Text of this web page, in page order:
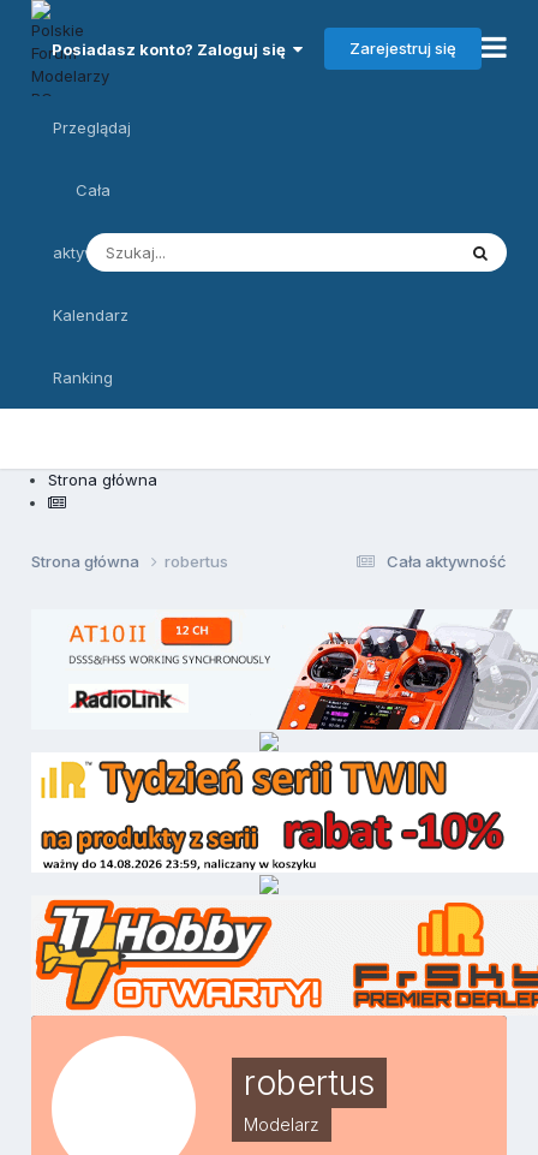
Posiadasz konto? Zaloguj się Zarejestruj się
Przeglądaj
Cała
aktywność
Kalendarz
Ranking
Strona główna
Cała aktywność
Strona główna robertus
robertus
Modelarz